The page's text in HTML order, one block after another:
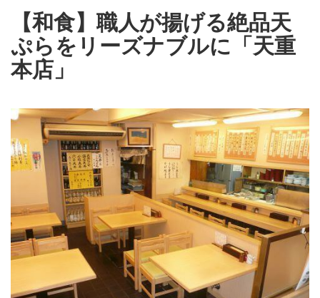
【和食】職人が揚げる絶品天
ぷらをリーズナブルに「天重
本店」